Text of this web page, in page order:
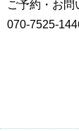
ご予約・お問
070-7525-